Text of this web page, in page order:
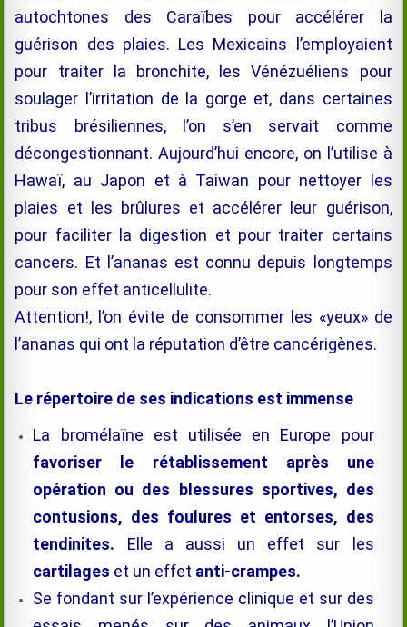
autochtones des Caraïbes pour accélérer la
guérison des plaies. Les Mexicains l’employaient
pour traiter la bronchite, les Vénézuéliens pour
soulager l’irritation de la gorge et, dans certaines
tribus brésiliennes, l’on s’en servait comme
décongestionnant. Aujourd’hui encore, on l’utilise à
Hawaï, au Japon et à Taiwan pour nettoyer les
plaies et les brûlures et accélérer leur guérison,
pour faciliter la digestion et pour traiter certains
cancers. Et l’ananas est connu depuis longtemps
pour son effet anticellulite.
Attention!, l’on évite de consommer les «yeux» de
l’ananas qui ont la réputation d’être cancérigènes.
Le répertoire de ses indications est immense
La bromélaïne est utilisée en Europe pour
favoriser le rétablissement après une
opération ou des blessures sportives, des
contusions, des foulures et entorses, des
tendinites. Elle a aussi un effet sur les
cartilages et un effet anti-crampes.
Se fondant sur l’expérience clinique et sur des